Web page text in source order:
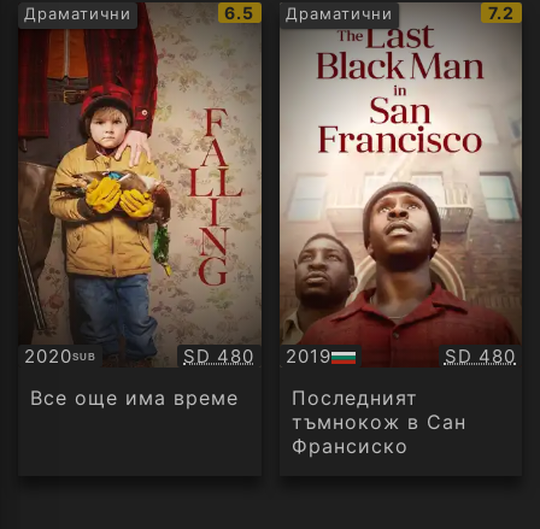
Драматични
IMDb
рейтинг:
6.5
2020SUB
Субтитри Качество:
SD 480
Все още има време
Драматични
IMDb
7.2
2019
БГ
аудио
SD 480
Последният
тъмнокож в Сан
Франсиско